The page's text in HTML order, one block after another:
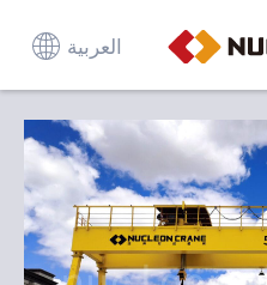
العربية